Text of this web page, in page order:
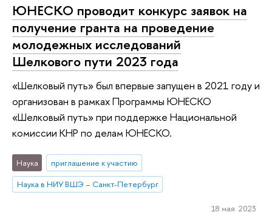
ЮНЕСКО проводит конкурс заявок на
получение гранта на проведение
молодежных исследований
Шелкового пути 2023 года
«Шелковый путь» был впервые запущен в 2021 году и
организован в рамках Программы ЮНЕСКО
«Шелковый путь» при поддержке Национальной
комиссии КНР по делам ЮНЕСКО.
Наука
приглашение к участию
Наука в НИУ ВШЭ – Санкт-Петербург
18 мая 2023